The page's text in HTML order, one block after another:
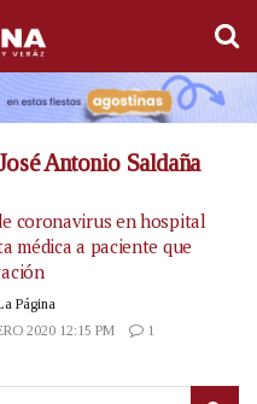
Antonio Saldaña
coronavirus en hospital
médica a paciente que
Página
2020 12:15 PM
1